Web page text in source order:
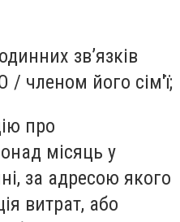
зв’язків
/ членом його сім'ї;
про
місяць у
за адресою якого
витрат, або